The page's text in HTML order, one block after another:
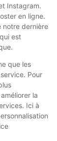
Instagram.
en ligne.
notre dernière
est
que les
Pour
la
Ici à